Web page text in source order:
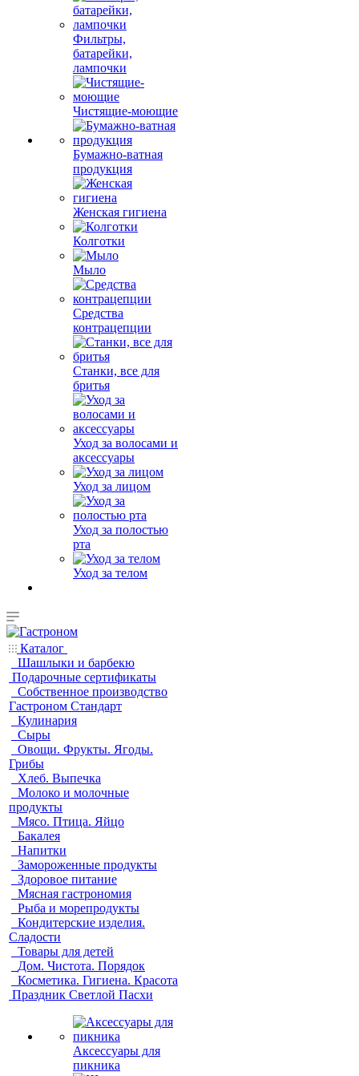
Фильтры,
батарейки,
лампочки
Чистящие-моющие
Бумажно-ватная
продукция
Женская гигиена
Колготки
Мыло
Средства
контрацепции
Станки, все для
бритья
Уход за волосами и
аксессуары
Уход за лицом
Уход за полостью
рта
Уход за телом
Каталог
Шашлыки и барбекю
Подарочные сертификаты
Собственное производство
Гастроном Стандарт
Кулинария
Сыры
Овощи. Фрукты. Ягоды.
Грибы
Хлеб. Выпечка
Молоко и молочные
продукты
Мясо. Птица. Яйцо
Бакалея
Напитки
Замороженные продукты
Здоровое питание
Мясная гастрономия
Рыба и морепродукты
Кондитерские изделия.
Сладости
Товары для детей
Дом. Чистота. Порядок
Косметика. Гигиена. Красота
Праздник Светлой Пасхи
Аксессуары для
пикника